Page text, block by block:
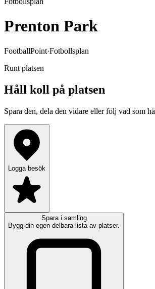
Prenton Park
FootballPoint·Fotbollsplan
Runt platsen
Håll koll på platsen
Spara den, dela den vidare eller följ vad som
Logga besök
Spara i samling
Bygg din egen delbara lista av platser.